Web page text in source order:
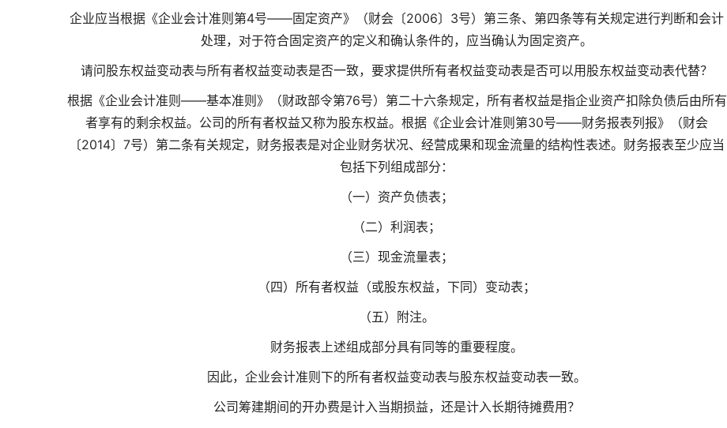
企业应当根据《企业会计准则第4号——固定资产》（财会〔2006〕3号）第三条、第四条等有关规定进行判断和会计
处理，对于符合固定资产的定义和确认条件的，应当确认为固定资产。
请问股东权益变动表与所有者权益变动表是否一致，要求提供所有者权益变动表是否可以用股东权益变动表代替？
根据《企业会计准则——基本准则》（财政部令第76号）第二十六条规定，所有者权益是指企业资产扣除负债后由所有
者享有的剩余权益。公司的所有者权益又称为股东权益。根据《企业会计准则第30号——财务报表列报》（财会
〔2014〕7号）第二条有关规定，财务报表是对企业财务状况、经营成果和现金流量的结构性表述。财务报表至少应当
包括下列组成部分：
（一）资产负债表；
（二）利润表；
（三）现金流量表；
（四）所有者权益（或股东权益，下同）变动表；
（五）附注。
财务报表上述组成部分具有同等的重要程度。
因此，企业会计准则下的所有者权益变动表与股东权益变动表一致。
公司筹建期间的开办费是计入当期损益，还是计入长期待摊费用？